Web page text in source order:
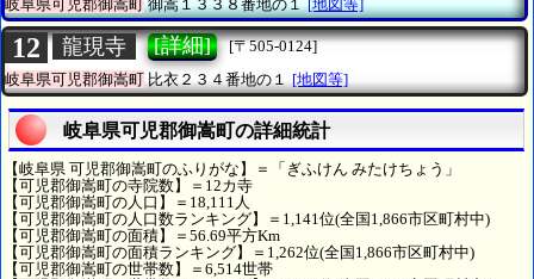
岐阜県可児郡御嵩町御嵩１３３８番地の１ [地図等]
12 龍現寺 [詳細]
[〒505-0124]
岐阜県可児郡御嵩町 比衣２３４番地の１ [地図等]
岐阜県可児郡御嵩町の詳細統計
【岐阜県 可児郡御嵩町のふりがな】＝「ぎふけん みたけちょう」
【可児郡御嵩町の寺院数】＝12カ寺
【可児郡御嵩町の人口】＝18,111人
【可児郡御嵩町の人口数ランキング】＝1,141位(全国1,866市区町村中)
【可児郡御嵩町の面積】＝56.69平方Km
【可児郡御嵩町の面積ランキング】＝1,262位(全国1,866市区町村中)
【可児郡御嵩町の世帯数】＝6,514世帯